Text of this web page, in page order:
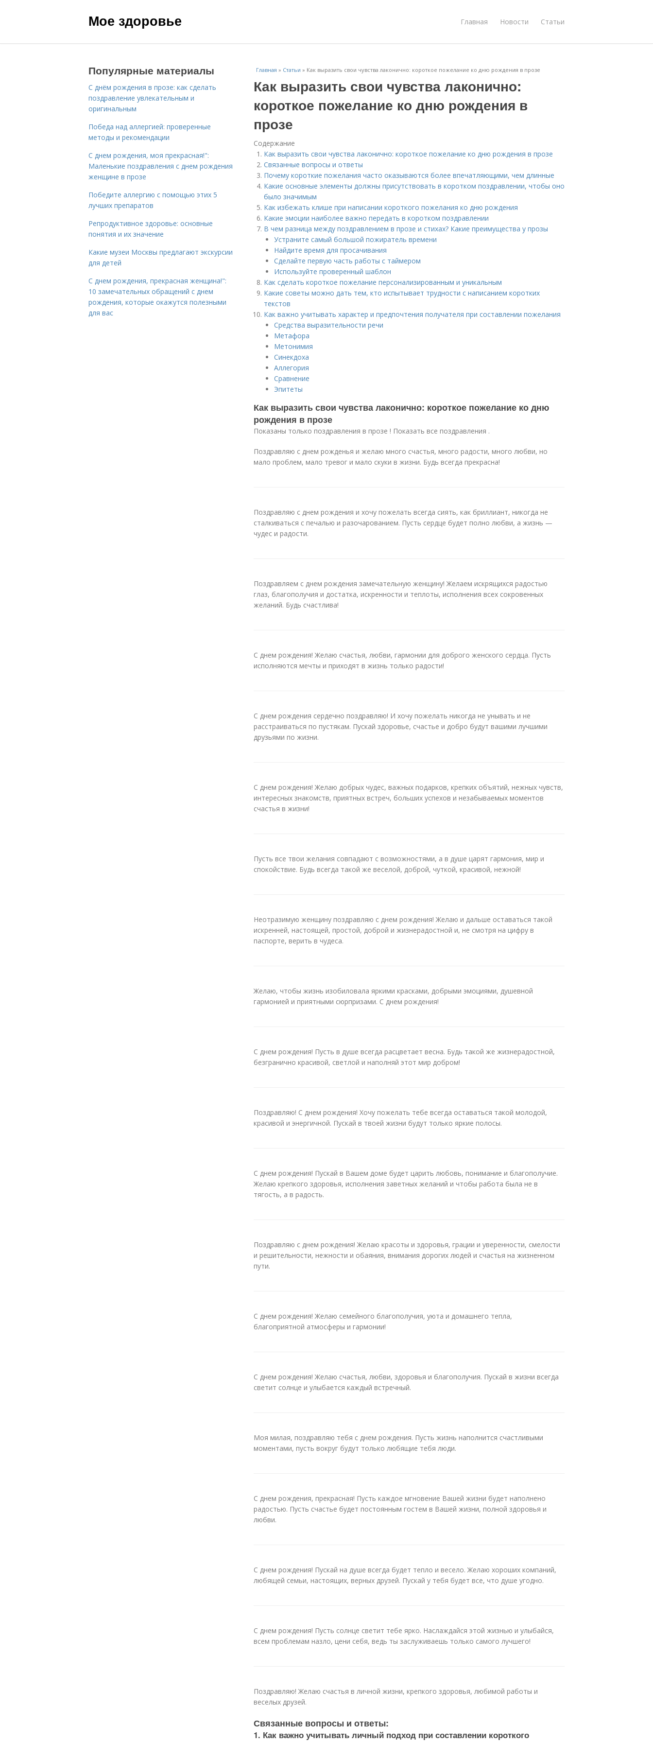
Мое здоровье Главная Новости Статьи
Главная » Статьи » Как выразить свои чувства лаконично: короткое пожелание ко дню рождения в прозе
Как выразить свои чувства лаконично:
короткое пожелание ко дню рождения в
прозе
Содержание
Как выразить свои чувства лаконично: короткое пожелание ко дню рождения в прозе
Связанные вопросы и ответы
Почему короткие пожелания часто оказываются более впечатляющими, чем длинные
Какие основные элементы должны присутствовать в коротком поздравлении, чтобы оно
было значимым
Как избежать клише при написании короткого пожелания ко дню рождения
Какие эмоции наиболее важно передать в коротком поздравлении
В чем разница между поздравлением в прозе и стихах? Какие преимущества у прозы
Устраните самый большой пожиратель времени
Найдите время для просачивания
Сделайте первую часть работы с таймером
Используйте проверенный шаблон
Как сделать короткое пожелание персонализированным и уникальным
Какие советы можно дать тем, кто испытывает трудности с написанием коротких
текстов
Как важно учитывать характер и предпочтения получателя при составлении пожелания
Средства выразительности речи
Метафора
Метонимия
Синекдоха
Аллегория
Сравнение
Эпитеты
Как выразить свои чувства лаконично: короткое пожелание ко дню
рождения в прозе
Показаны только поздравления в прозе ! Показать все поздравления .
Поздравляю с днем рожденья и желаю много счастья, много радости, много любви, но
мало проблем, мало тревог и мало скуки в жизни. Будь всегда прекрасна!
Поздравляю с днем рождения и хочу пожелать всегда сиять, как бриллиант, никогда не
сталкиваться с печалью и разочарованием. Пусть сердце будет полно любви, а жизнь —
чудес и радости.
Поздравляем с днем рождения замечательную женщину! Желаем искрящихся радостью
глаз, благополучия и достатка, искренности и теплоты, исполнения всех сокровенных
желаний. Будь счастлива!
С днем рождения! Желаю счастья, любви, гармонии для доброго женского сердца. Пусть
исполняются мечты и приходят в жизнь только радости!
С днем рождения сердечно поздравляю! И хочу пожелать никогда не унывать и не
расстраиваться по пустякам. Пускай здоровье, счастье и добро будут вашими лучшими
друзьями по жизни.
С днем рождения! Желаю добрых чудес, важных подарков, крепких объятий, нежных чувств,
интересных знакомств, приятных встреч, больших успехов и незабываемых моментов
счастья в жизни!
Пусть все твои желания совпадают с возможностями, а в душе царят гармония, мир и
спокойствие. Будь всегда такой же веселой, доброй, чуткой, красивой, нежной!
Неотразимую женщину поздравляю с днем рождения! Желаю и дальше оставаться такой
искренней, настоящей, простой, доброй и жизнерадостной и, не смотря на цифру в
паспорте, верить в чудеса.
Желаю, чтобы жизнь изобиловала яркими красками, добрыми эмоциями, душевной
гармонией и приятными сюрпризами. С днем рождения!
С днем рождения! Пусть в душе всегда расцветает весна. Будь такой же жизнерадостной,
безгранично красивой, светлой и наполняй этот мир добром!
Поздравляю! С днем рождения! Хочу пожелать тебе всегда оставаться такой молодой,
красивой и энергичной. Пускай в твоей жизни будут только яркие полосы.
С днем рождения! Пускай в Вашем доме будет царить любовь, понимание и благополучие.
Желаю крепкого здоровья, исполнения заветных желаний и чтобы работа была не в
тягость, а в радость.
Поздравляю с днем рождения! Желаю красоты и здоровья, грации и уверенности, смелости
и решительности, нежности и обаяния, внимания дорогих людей и счастья на жизненном
пути.
С днем рождения! Желаю семейного благополучия, уюта и домашнего тепла,
благоприятной атмосферы и гармонии!
С днем рождения! Желаю счастья, любви, здоровья и благополучия. Пускай в жизни всегда
светит солнце и улыбается каждый встречный.
Моя милая, поздравляю тебя с днем рождения. Пусть жизнь наполнится счастливыми
моментами, пусть вокруг будут только любящие тебя люди.
С днем рождения, прекрасная! Пусть каждое мгновение Вашей жизни будет наполнено
радостью. Пусть счастье будет постоянным гостем в Вашей жизни, полной здоровья и
любви.
С днем рождения! Пускай на душе всегда будет тепло и весело. Желаю хороших компаний,
любящей семьи, настоящих, верных друзей. Пускай у тебя будет все, что душе угодно.
С днем рождения! Пусть солнце светит тебе ярко. Наслаждайся этой жизнью и улыбайся,
всем проблемам назло, цени себя, ведь ты заслуживаешь только самого лучшего!
Поздравляю! Желаю счастья в личной жизни, крепкого здоровья, любимой работы и
веселых друзей.
Связанные вопросы и ответы:
1. Как важно учитывать личный подход при составлении короткого
Популярные материалы
С днём рождения в прозе: как сделать
поздравление увлекательным и
оригинальным
Победа над аллергией: проверенные
методы и рекомендации
С днем рождения, моя прекрасная!":
Маленькие поздравления с днем рождения
женщине в прозе
Победите аллергию с помощью этих 5
лучших препаратов
Репродуктивное здоровье: основные
понятия и их значение
Какие музеи Москвы предлагают экскурсии
для детей
С днем рождения, прекрасная женщина!":
10 замечательных обращений с днем
рождения, которые окажутся полезными
для вас